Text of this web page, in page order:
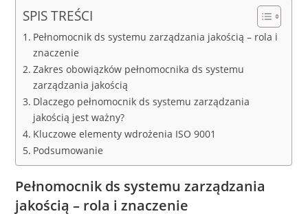
SPIS TREŚCI
Pełnomocnik ds systemu zarządzania jakością – rola i
znaczenie
Zakres obowiązków pełnomocnika ds systemu
zarządzania jakością
Dlaczego pełnomocnik ds systemu zarządzania
jakością jest ważny?
Kluczowe elementy wdrożenia ISO 9001
Podsumowanie
Pełnomocnik ds systemu zarządzania
jakością – rola i znaczenie